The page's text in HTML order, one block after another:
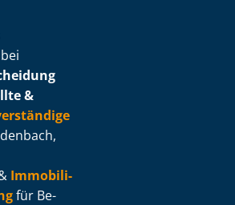
bei
&
Im­mo­bi­li­
für Be­